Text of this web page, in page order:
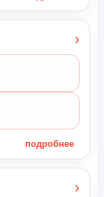
›
подробнее
›